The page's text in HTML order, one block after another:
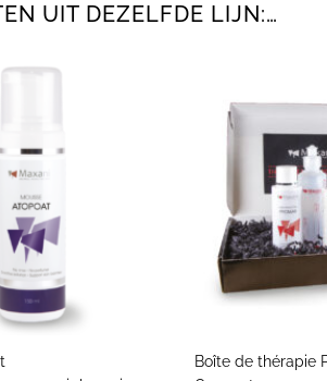
UIT DEZELFDE LIJN:…
Boîte de thérapie